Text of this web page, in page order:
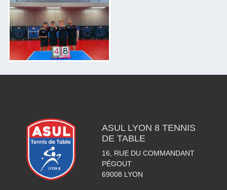
ASUL LYON 8 TENNIS
DE TABLE
16, RUE DU COMMANDANT
PÉGOUT
69008 LYON